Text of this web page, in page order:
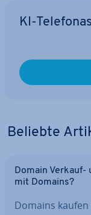
KI-
Beliebte
Domain Verkauf-
mit Domains?
Domains